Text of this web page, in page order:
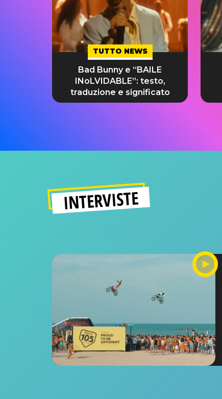
TUTTO NEWS
Bad Bunny e “BAILE
INoLVIDABLE”: testo,
traduzione e significato
INTERVISTE